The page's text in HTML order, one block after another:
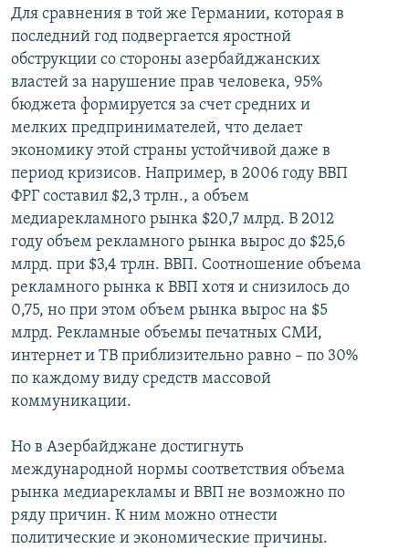
Для сравнения в той же Германии, которая в
последний год подвергается яростной
обструкции со стороны азербайджанских
властей за нарушение прав человека, 95%
бюджета формируется за счет средних и
мелких предпринимателей, что делает
экономику этой страны устойчивой даже в
период кризисов. Например, в 2006 году ВВП
ФРГ составил $2,3 трлн., а объем
медиарекламного рынка $20,7 млрд. В 2012
году объем рекламного рынка вырос до $25,6
млрд. при $3,4 трлн. ВВП. Соотношение объема
рекламного рынка к ВВП хотя и снизилось до
0,75, но при этом объем рынка вырос на $5
млрд. Рекламные объемы печатных СМИ,
интернет и ТВ приблизительно равно – по 30%
по каждому виду средств массовой
коммуникации.
Но в Азербайджане достигнуть
международной нормы соответствия объема
рынка медиарекламы и ВВП не возможно по
ряду причин. К ним можно отнести
политические и экономические причины.